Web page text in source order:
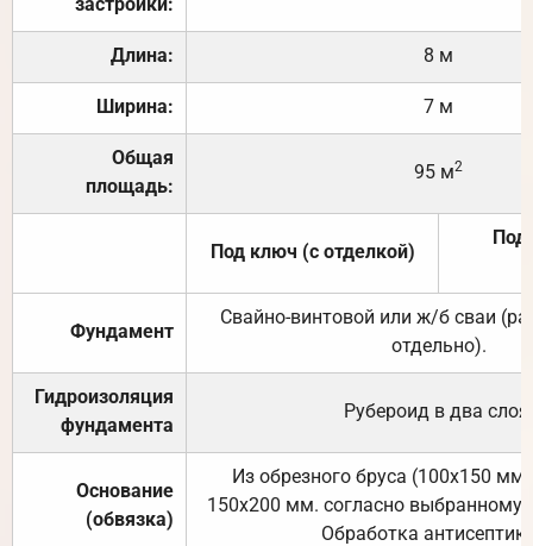
Длина: 8 м
Ширина: 7 м
Общая
площадь:
95 м2
Под ключ (с отделкой)
Под
Фундамент
Свайно-винтовой или ж/б сваи
отдельно).
Гидроизоляция
фундамента
Рубероид в два слоя.
Основание
(обвязка)
Из обрезного бруса (100х150
150х200 мм. согласно выбранному
Обработка